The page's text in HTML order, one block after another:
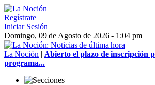
Regístrate
Iniciar Sesión
Domingo, 09 de Agosto de 2026 - 1:04 pm
La Noción | Abierto el plazo de inscripción
programa...